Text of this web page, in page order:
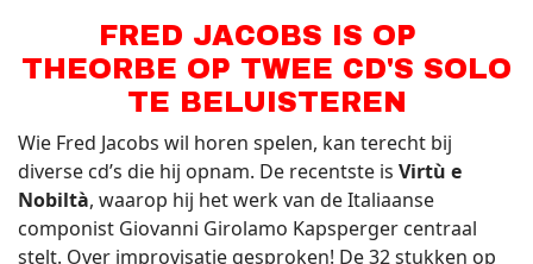
FRED JACOBS IS OP
THEORBE OP TWEE CD'S SOLO
TE BELUISTEREN
Wie Fred Jacobs wil horen spelen, kan terecht bij
diverse cd’s die hij opnam. De recentste is Virtù e
Nobiltà, waarop hij het werk van de Italiaanse
componist Giovanni Girolamo Kapsperger centraal
stelt. Over improvisatie gesproken! De 32 stukken op